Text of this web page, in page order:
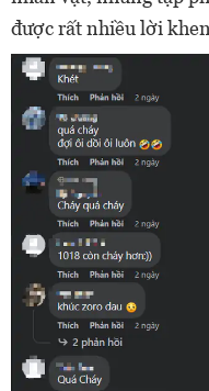
được rất nhiều lời